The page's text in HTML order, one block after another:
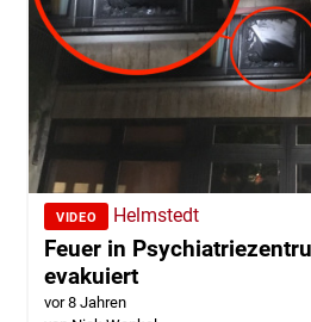
VIDEO Helmstedt
Feuer in
evakuiert
vor 8 Jahren